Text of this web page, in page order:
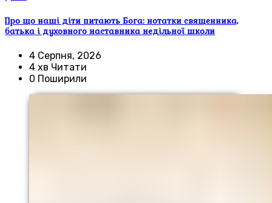
Про що наші діти питають Бога: нотатки священника,
батька і духовного наставника недільної школи
4 Серпня, 2026
4 хв Читати
0 Поширили